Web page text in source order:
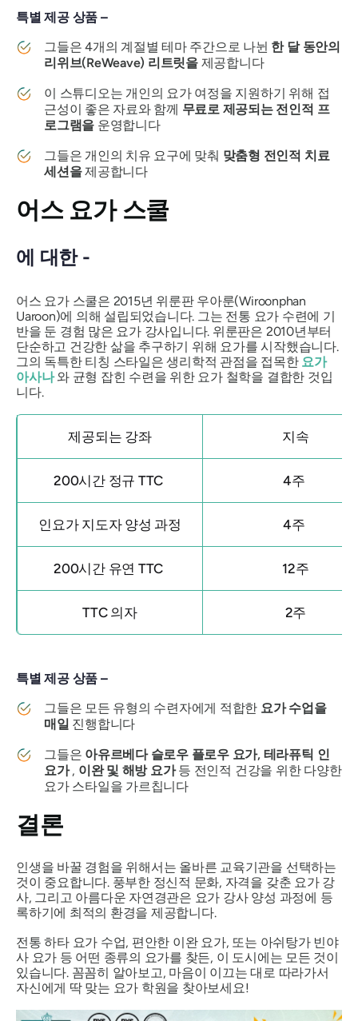
특별 제공 상품 –
그들은 4개의 계절별 테마 주간으로 나뉜 한 달 동안의
리위브(ReWeave) 리트릿을 제공합니다
이 스튜디오는 개인의 요가 여정을 지원하기 위해 접
근성이 좋은 자료와 함께 무료로 제공되는 전인적 프
로그램을 운영합니다
그들은 개인의 치유 요구에 맞춰 맞춤형 전인적 치료
세션을제공합니다
어스 요가 스쿨
에 대한 -
어스 요가 스쿨은 2015년 위룬판 우아룬(Wiroonphan
Uaroon)에 의해 설립되었습니다. 그는 전통 요가 수련에 기
반을 둔 경험 많은 요가 강사입니다. 위룬판은 2010년부터
단순하고 건강한 삶을 추구하기 위해 요가를 시작했습니다.
그의 독특한 티칭 스타일은 생리학적 관점을 접목한 요가
아사나와 균형 잡힌 수련을 위한 요가 철학을 결합한 것입
니다.
제공되는 강좌 지속
200시간 정규 TTC 4주
인요가 지도자 양성 과정 4주
200시간 유연 TTC 12주
TTC 의자 2주
특별 제공 상품 –
그들은 모든 유형의 수련자에게 적합한 요가 수업을
매일 진행합니다
그들은 아유르베다 슬로우 플로우 요가, 테라퓨틱 인
요가, 이완 및 해방 요가등 전인적 건강을 위한 다양한
요가 스타일을 가르칩니다
결론
인생을 바꿀 경험을 위해서는 올바른 교육기관을 선택하는
것이 중요합니다. 풍부한 정신적 문화, 자격을 갖춘 요가 강
사, 그리고 아름다운 자연경관은 요가 강사 양성 과정에 등
록하기에 최적의 환경을 제공합니다.
전통 하타 요가 수업, 편안한 이완 요가, 또는 아쉬탕가 빈야
사 요가 등 어떤 종류의 요가를 찾든, 이 도시에는 모든 것이
있습니다. 꼼꼼히 알아보고, 마음이 이끄는 대로 따라가서
자신에게 딱 맞는 요가 학원을 찾아보세요!